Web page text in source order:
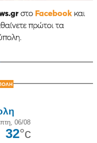
στο Facebookκαι
πρώτοι τα